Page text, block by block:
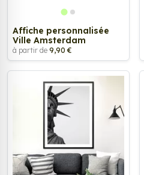
Affiche personnalisée
Ville Amsterdam
à partir de 9,90 €